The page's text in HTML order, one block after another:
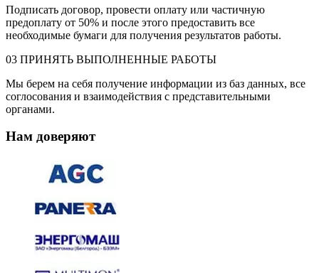
Подписать договор, провести оплату или частичную
предоплату от 50% и после этого предоставить все
необходимые бумаги для получения результатов работы.
03 ПРИНЯТЬ ВЫПОЛНЕННЫЕ РАБОТЫ
Мы берем на себя получение информации из баз данных, все
соглосования и взаимодействия с представительными
органами.
Нам доверяют